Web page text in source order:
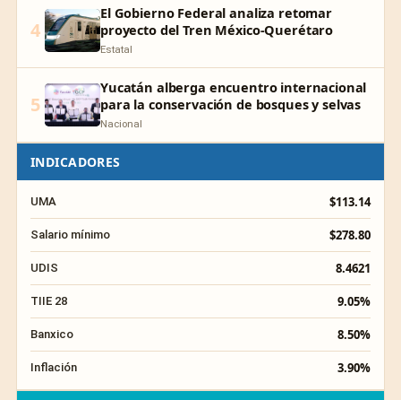
4
El Gobierno Federal analiza retomar
proyecto del Tren México-Querétaro
Estatal
5
Yucatán alberga encuentro internacional
para la conservación de bosques y selvas
Nacional
INDICADORES
UMA $113.14
Salario mínimo $278.80
UDIS 8.4621
TIIE 28 9.05%
Banxico 8.50%
Inflación 3.90%